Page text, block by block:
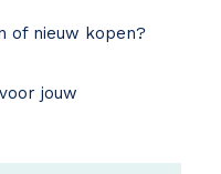
of nieuw kopen?
jouw